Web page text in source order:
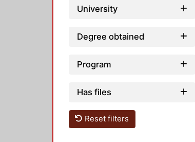
University
Degree obtained
Program
Has files
Reset filters